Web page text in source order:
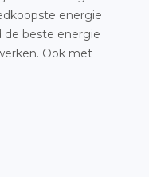
energie
de beste energie
Ook met